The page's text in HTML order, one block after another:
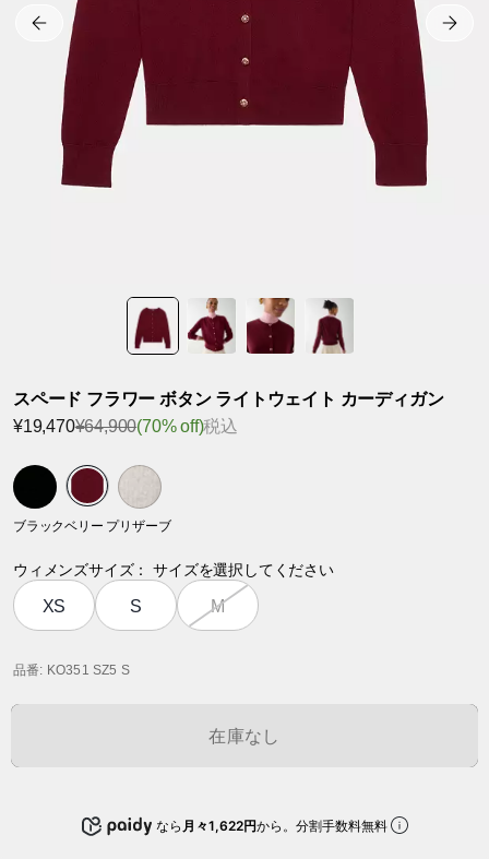
スペード フラワー ボタン ライトウェイト カーディガン
¥19,470¥64,900(70% off)税込
ブラックベリー プリザーブ
ウィメンズサイズ： サイズを選択してください
XS S M
品番: KO351 SZ5 S
在庫なし
なら 月々1,622円から。分割手数料無料